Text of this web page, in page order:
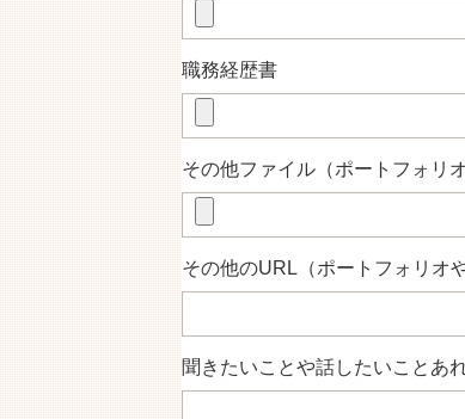
職務経歴書
その他ファイル（ポートフォリオ
その他のURL（ポートフォリオ
聞きたいことや話したいことあ